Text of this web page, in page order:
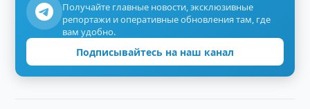
Получайте главные новости, эксклюзивные
репортажи и оперативные обновления там, где
вам удобно.
Подписывайтесь на наш канал